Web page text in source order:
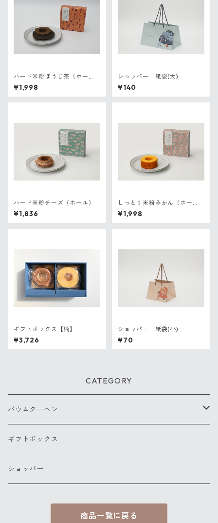
ハード米粉ほうじ茶（ホー
ル）
¥1,998
ショッパー 紙袋(大)
¥140
ハード米粉チーズ（ホール）
¥1,836
しっとり米粉みかん（ホー
ル）
¥1,998
ギフトボックス【楠】
¥3,726
ショッパー 紙袋(小)
¥70
CATEGORY
バウムクーヘン
ホールサイズ
ギフトボックス
ショッパー
商品一覧に戻る